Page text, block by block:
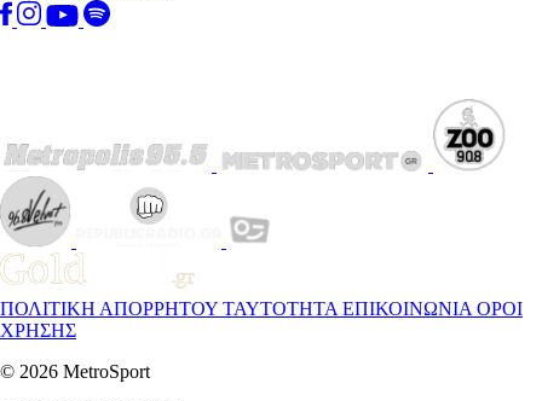
ΠΟΛΙΤΙΚΗ ΑΠΟΡΡΗΤΟΥ ΤΑΥΤΟΤΗΤΑ ΕΠΙΚΟΙΝΩΝΙΑ ΟΡΟΙ
ΧΡΗΣΗΣ
© 2026 MetroSport